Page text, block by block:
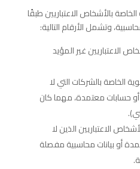
بالأشخاص الاعتباريين طبقًا
وتشمل الأرقام التالية:
رقم 102 – للأشخاص الاعتباريين غير المؤيد
الخاصة بالشركات التي لا
حسابات معتمدة، مهما كان
الاعتباريين الذين لا
أو بيانات محاسبية مفصلة